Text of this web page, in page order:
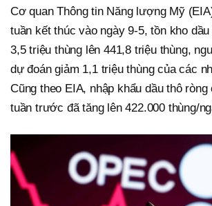
Cơ quan Thông tin Năng lượng Mỹ
tuần kết thúc vào ngày 9-5, tồn kho
3,5 triệu thùng lên 441,8 triệu thùng,
dự đoán giảm 1,1 triệu thùng của các
Cũng theo EIA, nhập khẩu dầu thô
tuần trước đã tăng lên 422.000 thùng/